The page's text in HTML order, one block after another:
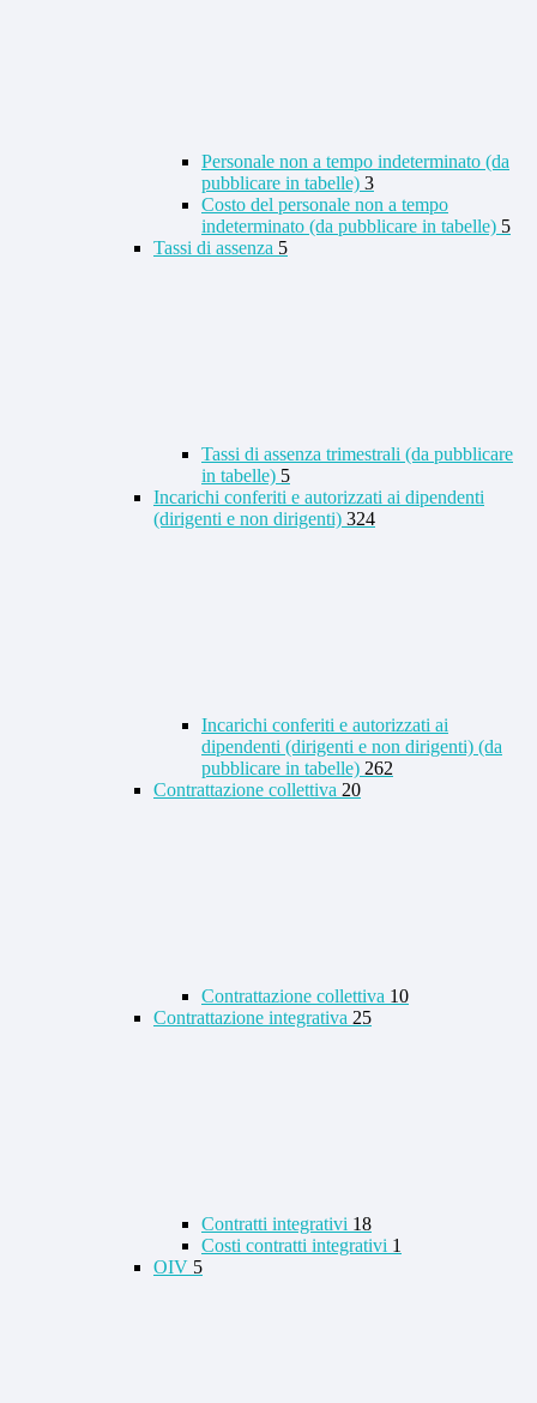
Personale non a tempo indeterminato (da
pubblicare in tabelle) 3
Costo del personale non a tempo
indeterminato (da pubblicare in tabelle) 5
Tassi di assenza 5
Tassi di assenza trimestrali (da pubblicare
in tabelle) 5
Incarichi conferiti e autorizzati ai dipendenti
(dirigenti e non dirigenti) 324
Incarichi conferiti e autorizzati ai
dipendenti (dirigenti e non dirigenti) (da
pubblicare in tabelle) 262
Contrattazione collettiva 20
Contrattazione collettiva 10
Contrattazione integrativa 25
Contratti integrativi 18
Costi contratti integrativi 1
OIV 5